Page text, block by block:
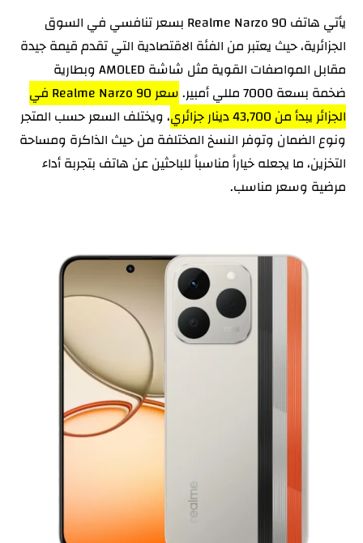
يأتي هاتف Realme Narzo 90 بسعر تنافسي في السوق
الجزائرية، حيث يعتبر من الفئة الاقتصادية التي تقدم قيمة جيدة
مقابل المواصفات القوية مثل شاشة AMOLED وبطارية
ضخمة بسعة 7000 مللي أمبير.
سعر Realme Narzo 90 في
الجزائر يبدأ من 43,700 دينار جزائري
، ويختلف السعر حسب المتجر
ونوع الضمان وتوفر النسخ المختلفة من حيث الذاكرة ومساحة
التخزين، ما يجعله خياراً مناسباً للباحثين عن هاتف بتجربة أداء
مرضية وسعر مناسب.